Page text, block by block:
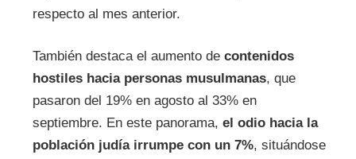
respecto al mes anterior.
También destaca el aumento de contenidos
hostiles hacia personas musulmanas, que
pasaron del 19% en agosto al 33% en
septiembre. En este panorama, el odio hacia la
población judía irrumpe con un 7%, situándose